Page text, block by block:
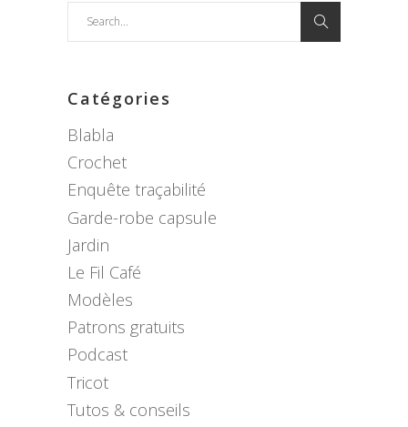
Search
for:
Catégories
Blabla
Crochet
Enquête traçabilité
Garde-robe capsule
Jardin
Le Fil Café
Modèles
Patrons gratuits
Podcast
Tricot
Tutos & conseils